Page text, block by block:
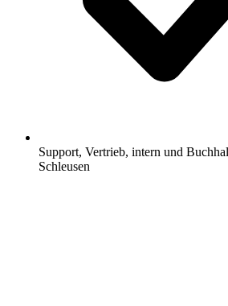
Support, Vertrieb, intern und
Schleusen